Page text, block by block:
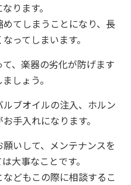
ります。
てしまうことになり、長
ってしまいます。
、楽器の劣化が防げます
しょう。
ブオイルの注入、ホルン
手入れになります。
いして、メンテナンスを
大事なことです。
どもこの際に相談するこ